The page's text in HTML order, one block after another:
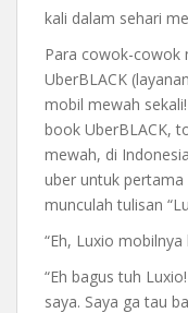
kali dalam sehari
Para cowok-cowok
UberBLACK
mobil mewah
book UberBLACK,
mewah, di
uber untuk pertama
munculah tulisan
“Eh, Luxio mobilnya
“Eh bagus tuh
saya. Saya ga tau